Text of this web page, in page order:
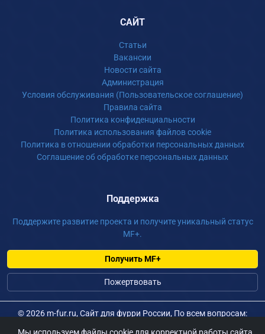
САЙТ
Статьи
Вакансии
Новости сайта
Администрация
Условия обслуживания (Пользовательское соглашение)
Правила сайта
Политика конфиденциальности
Политика использования файлов cookie
Политика в отношении обработки персональных данных
Соглашение об обработке персональных данных
Поддержка
Поддержите развитие проекта и получите уникальный статус
MF+.
Получить MF+
Пожертвовать
©2026 m-fur.ru, Сайт для фурри России, По всем вопросам:
admin@m-fur.ru